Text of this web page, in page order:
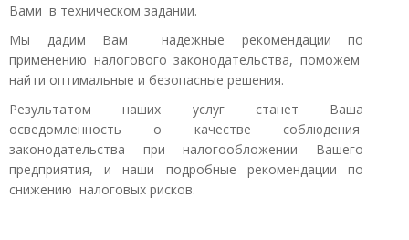
Вами в техническом задании.
Мы дадим Вам надежные рекомендации по
применению налогового законодательства, поможем
найти оптимальные и безопасные решения.
Результатом наших услуг станет Ваша
осведомленность о качестве соблюдения
законодательства при налогообложении Вашего
предприятия, и наши подробные рекомендации по
снижению налоговых рисков.